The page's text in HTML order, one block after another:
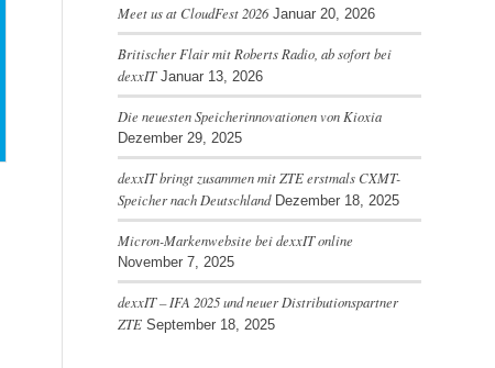
Meet us at CloudFest 2026 Januar 20, 2026
Britischer Flair mit Roberts Radio, ab sofort bei
dexxIT Januar 13, 2026
Die neuesten Speicherinnovationen von Kioxia
Dezember 29, 2025
dexxIT bringt zusammen mit ZTE erstmals CXMT-
Speicher nach Deutschland Dezember 18, 2025
Micron-Markenwebsite bei dexxIT online
November 7, 2025
dexxIT – IFA 2025 und neuer Distributionspartner
ZTE September 18, 2025